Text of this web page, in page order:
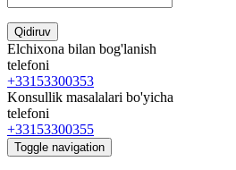
Qidiruv
Elchixona bilan bog'lanish
telefoni
+33153300353
Konsullik masalalari bo'yicha
telefoni
+33153300355
Toggle navigation